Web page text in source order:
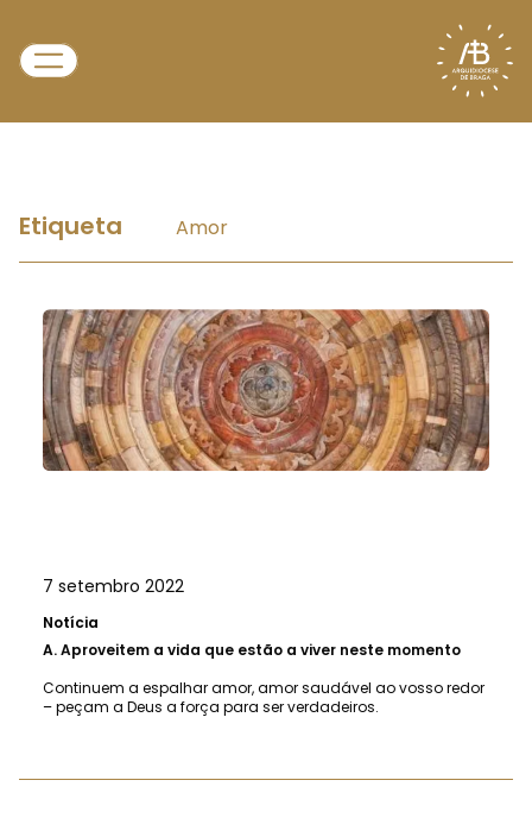
Etiqueta Amor
7 setembro 2022
Notícia
A.Aproveitem a vida que estão a viver neste momento
Continuem a espalhar amor, amor saudável ao vosso redor
– peçam a Deus a força para ser verdadeiros.